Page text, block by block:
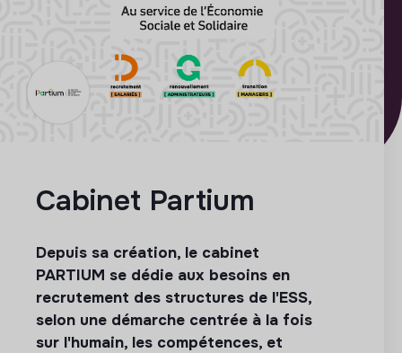
Cabinet Partium
Depuis sa création, le cabinet
PARTIUM se dédie aux besoins en
recrutement des structures de l'ESS,
selon une démarche centrée à la fois
sur l'humain, les compétences, et